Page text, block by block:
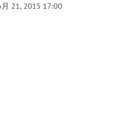
21, 2015 17:00